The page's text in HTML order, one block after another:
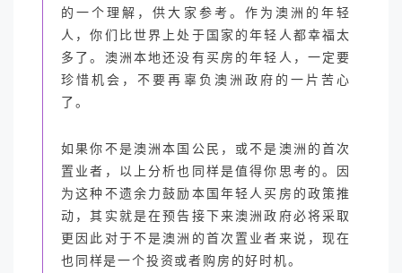
的一个理解，供大家参考。作为澳洲的年轻
人，你们比世界上处于国家的年轻人都幸福太
多了。澳洲本地还没有买房的年轻人，一定要
珍惜机会，不要再辜负澳洲政府的一片苦心
了。
如果你不是澳洲本国公民，或不是澳洲的首次
置业者，以上分析也同样是值得你思考的。因
为这种不遗余力鼓励本国年轻人买房的政策推
动，其实就是在预告接下来澳洲政府必将采取
更因此对于不是澳洲的首次置业者来说，现在
也同样是一个投资或者购房的好时机。